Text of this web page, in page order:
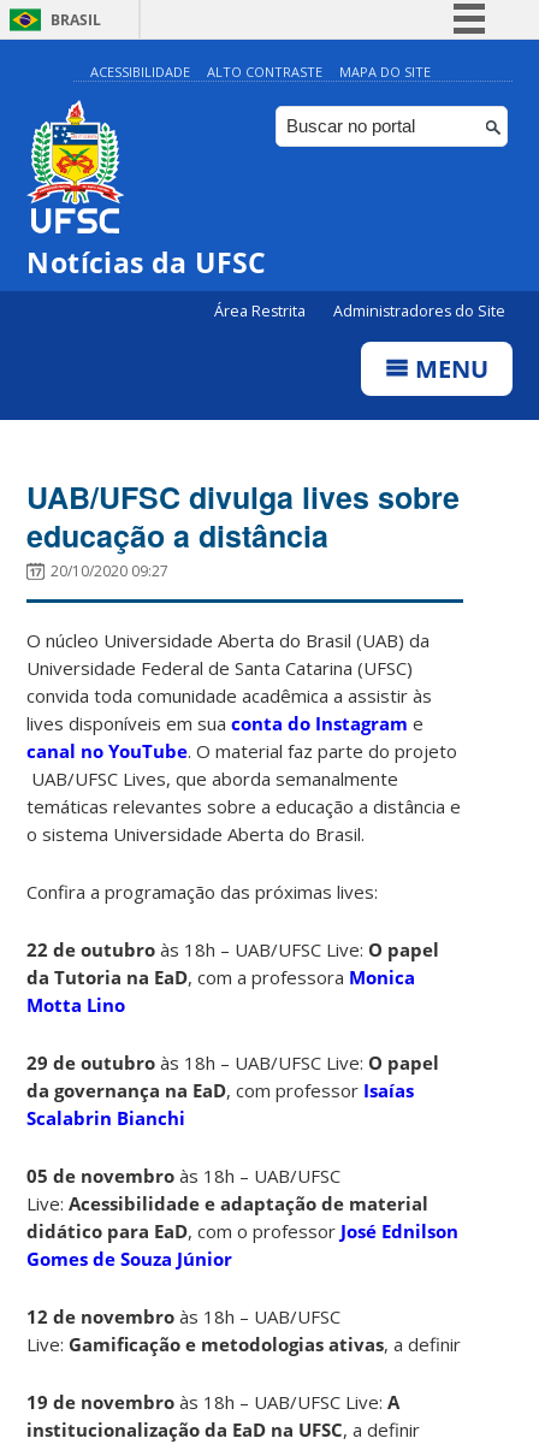
BRASIL
Simplifique!
Comunica BR
Participe
ACESSIBILIDADE ALTO CONTRASTE MAPA DO SITE
Notícias da UFSC
Área Restrita Administradores do Site
MENU
UAB/UFSC divulga lives sobre
educação a distância
20/10/2020 09:27
O núcleo Universidade Aberta do Brasil (UAB) da
Universidade Federal de Santa Catarina (UFSC)
convida toda comunidade acadêmica a assistir às
lives disponíveis em suaconta do Instagram e
canal no YouTube. O material faz parte do projeto
UAB/UFSC Lives, que aborda semanalmente
temáticas relevantes sobre a educação a distância e
o sistema Universidade Aberta do Brasil.
Confira a programação das próximas lives:
22 de outubro às 18h – UAB/UFSC Live: O papel
da Tutoria na EaD, com a professora Monica
Motta Lino
29 de outubro às 18h – UAB/UFSC Live: O papel
da governança na EaD, com professor Isaías
Scalabrin Bianchi
05 de novembro às 18h – UAB/UFSC
Live:Acessibilidade e adaptação de material
didático para EaD, com o professor José Ednilson
Gomes de Souza Júnior
12 de novembro às 18h – UAB/UFSC
Live: Gamificação e metodologias ativas, a definir
19 de novembro às 18h – UAB/UFSC Live: A
institucionalização da EaD na UFSC, a definir